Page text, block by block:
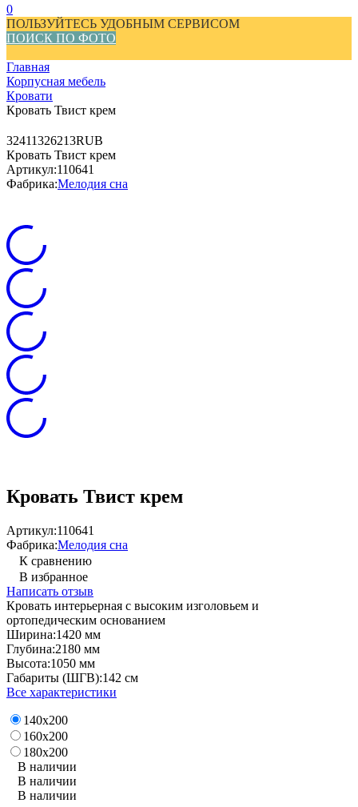
0
ПОЛЬЗУЙТЕСЬ УДОБНЫМ СЕРВИСОМ
ПОИСК ПО ФОТО
Главная
Корпусная мебель
Кровати
Кровать Твист крем
32411326213RUB
Кровать Твист крем
Артикул:110641
Фабрика:Мелодия сна
Кровать Твист крем
Артикул:110641
Фабрика:Мелодия сна
К сравнению
В избранное
Написать отзыв
Кровать интерьерная с высоким изголовьем и
ортопедическим основанием
Ширина:1420 мм
Глубина:2180 мм
Высота:1050 мм
Габариты (ШГВ):142 см
Все характеристики
140х200
160х200
180х200
В наличии
В наличии
В наличии